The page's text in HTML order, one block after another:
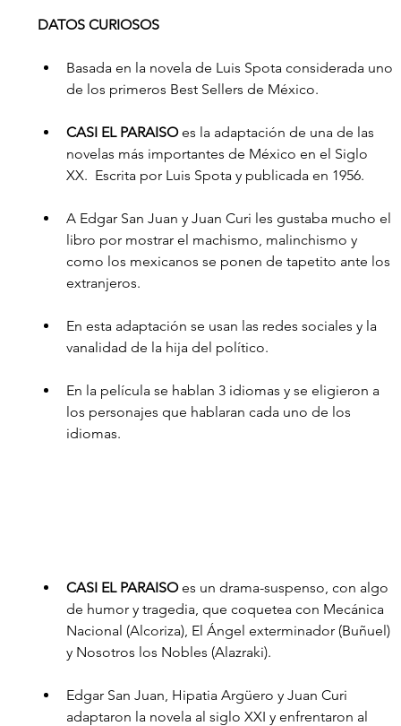
DATOS CURIOSOS
Basada en la novela de Luis Spota considerada uno
de los primeros Best Sellers de México.
CASI EL PARAISO es la adaptación de una de las
novelas más importantes de México en el Siglo
XX.  Escrita por Luis Spota y publicada en 1956.
A Edgar San Juan y Juan Curi les gustaba mucho el
libro por mostrar el machismo, malinchismo y
como los mexicanos se ponen de tapetito ante los
extranjeros.
En esta adaptación se usan las redes sociales y la
vanalidad de la hija del político.
En la película se hablan 3 idiomas y se eligieron a
los personajes que hablaran cada uno de los
idiomas.
CASI EL PARAISO es un drama-suspenso, con algo
de humor y tragedia, que coquetea con Mecánica
Nacional (Alcoriza), El Ángel exterminador (Buñuel)
y Nosotros los Nobles (Alazraki).
Edgar San Juan, Hipatia Argüero y Juan Curi
adaptaron la novela al siglo XXI y enfrentaron al